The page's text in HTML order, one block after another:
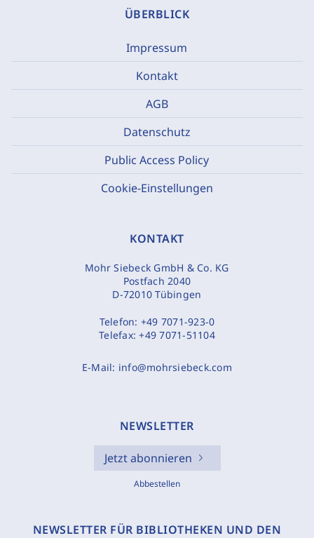
ÜBERBLICK
Impressum
Kontakt
AGB
Datenschutz
Public Access Policy
Cookie-Einstellungen
KONTAKT
Mohr Siebeck GmbH & Co. KG
Postfach 2040
D-72010 Tübingen
Telefon: +49 7071-923-0
Telefax:+49 7071-51104
E-Mail: info@mohrsiebeck.com
NEWSLETTER
Jetzt abonnieren
Abbestellen
NEWSLETTER FÜR BIBLIOTHEKEN UND DEN